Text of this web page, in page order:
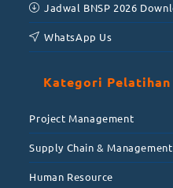
Jadwal BNSP 2026
WhatsApp Us
Kategori Pelatihan
Project Management
Supply Chain &
Human Resource